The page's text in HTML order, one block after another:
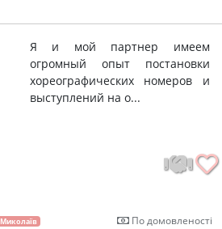
Я и мой партнер имеем
огромный опыт постановки
хореографических номеров и
выступлений на о...
Миколаїв По домовленості